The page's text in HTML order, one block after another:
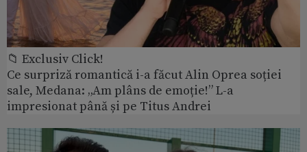
📁 Exclusiv Click!
Ce surpriză romantică i-a făcut Alin Oprea soției
sale, Medana: „Am plâns de emoție!” L-a
impresionat până și pe Titus Andrei